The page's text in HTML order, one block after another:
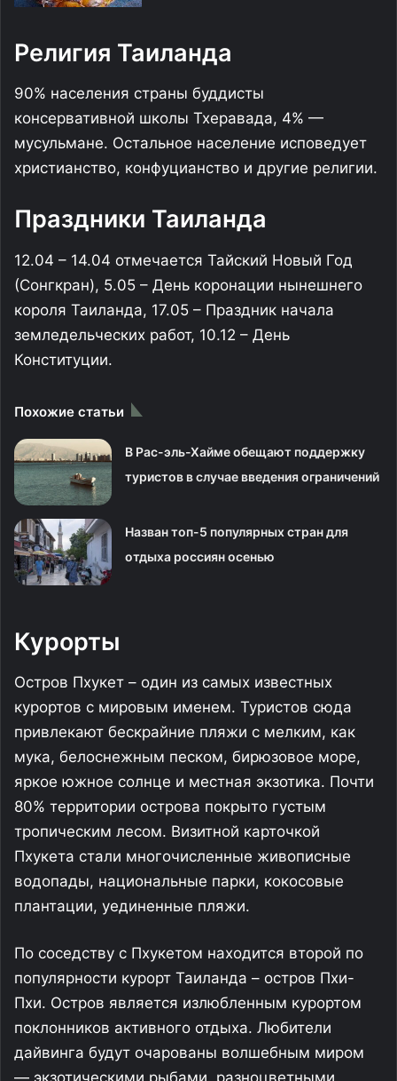
Религия Таиланда
90% населения страны буддисты
консервативной школы Тхеравада, 4% —
мусульмане. Остальное население исповедует
христианство, конфуцианство и другие религии.
Праздники Таиланда
12.04 – 14.04 отмечается Тайский Новый Год
(Сонгкран), 5.05 – День коронации нынешнего
короля Таиланда, 17.05 – Праздник начала
земледельческих работ, 10.12 – День
Конституции.
Похожие статьи
В Рас-эль-Хайме обещают поддержку
туристов в случае введения ограничений
Назван топ-5 популярных стран для
отдыха россиян осенью
Курорты
Остров Пхукет – один из самых известных
курортов с мировым именем. Туристов сюда
привлекают бескрайние пляжи с мелким, как
мука, белоснежным песком, бирюзовое море,
яркое южное солнце и местная экзотика. Почти
80% территории острова покрыто густым
тропическим лесом. Визитной карточкой
Пхукета стали многочисленные живописные
водопады, национальные парки, кокосовые
плантации, уединенные пляжи.
По соседству с Пхукетом находится второй по
популярности курорт Таиланда – остров Пхи-
Пхи. Остров является излюбленным курортом
поклонников активного отдыха. Любители
дайвинга будут очарованы волшебным миром
— экзотическими рыбами, разноцветными